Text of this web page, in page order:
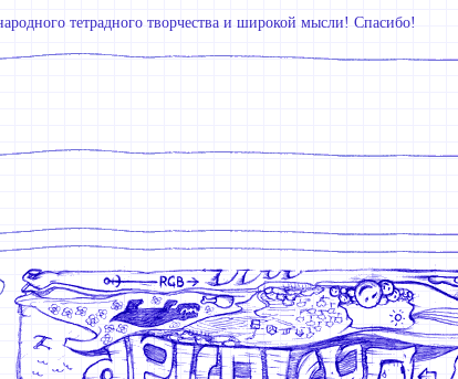
тетрадного творчества и широкой мысли! Спасибо!